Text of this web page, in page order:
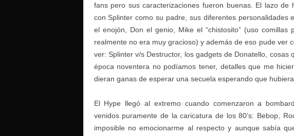
fans pero sus caracterizaciones fueron buenas. El lazo de
con Splinter como su padre, sus diferentes personalidades
el enojón, Don el genio, Mike el “chistosito” (uso
realmente no era muy gracioso) y además de eso pude ver
ver: Splinter v/s Destructor, los gadgets de Donatello,
época noventera no podíamos tener, detalles que me
dieran ganas de esperar una secuela esperando que
El Hype llegó al extremo cuando comenzaron a
venidos puramente de la caricatura de los 80’s: Bebop,
imposible no emocionarme al respecto y aunque sabía